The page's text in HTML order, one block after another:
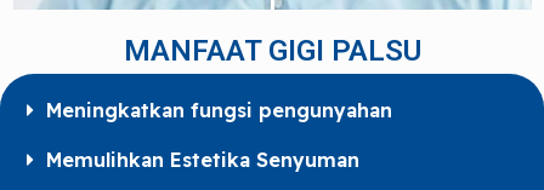
MANFAAT GIGI PALSU
Meningkatkan fungsi pengunyahan
Memulihkan Estetika Senyuman